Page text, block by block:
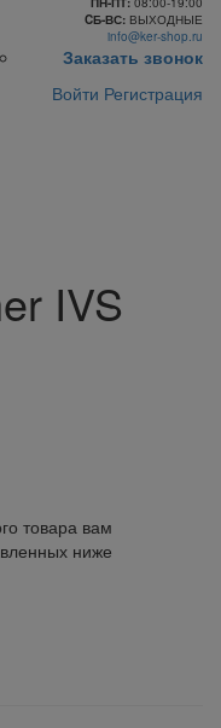
CБ-ВС:ВЫХОДНЫЕ
info@ker-shop.ru
Заказать звонок
Войти Регистрация
IVS
товара вам
ниже